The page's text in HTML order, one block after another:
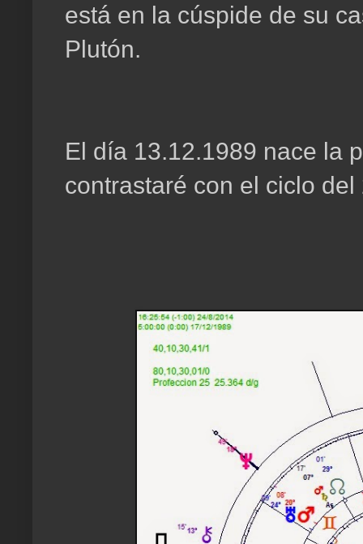
está en la cúspide de su
Plutón.
El día 13.12.1989 nace la
contrastaré con el ciclo del